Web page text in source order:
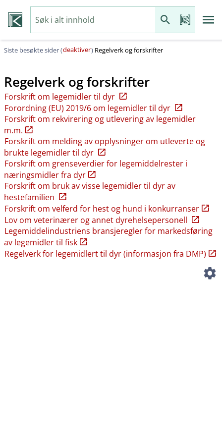
Siste besøkte sider (deaktiver) Regelverk og forskrifter
Regelverk og forskrifter
Forskrift om legemidler til dyr
Forordning (EU) 2019/6 om legemidler til dyr
Forskrift om rekvirering og utlevering av legemidler
m.m.
Forskrift om melding av opplysninger om utleverte og
brukte legemidler til dyr
Forskrift om grenseverdier for legemiddelrester i
næringsmidler fra dyr
Forskrift om bruk av visse legemidler til dyr av
hestefamilien
Forskrift om velferd for hest og hund i konkurranser
Lov om veterinærer og annet dyrehelsepersonell
Legemiddelindustriens bransjeregler for markedsføring
av legemidler til fisk
Regelverk for legemidlert til dyr (informasjon fra DMP)